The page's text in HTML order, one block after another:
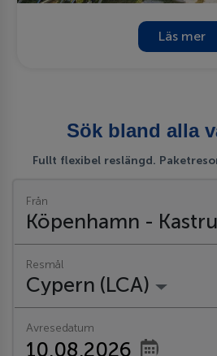
Läs mer
Sök bland alla
Fullt flexibel reslängd.
Från
Köpenhamn -
Resmål
Cypern (LCA)
Avresedatum